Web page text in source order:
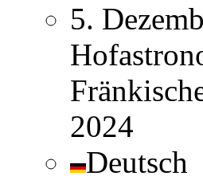
5.
2024
Deutsch